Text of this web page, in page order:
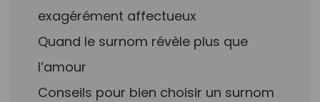
exagérément affectueux
Quand le surnom révèle plus que
l’amour
Conseils pour bien choisir un surnom